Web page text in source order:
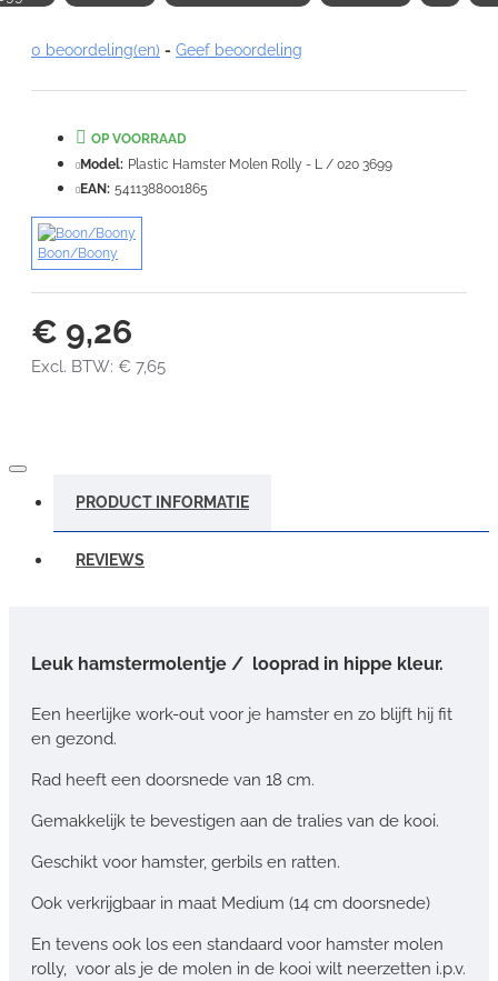
Note:HTML-code wordt niet vertaald!
VERDER
0 beoordeling(en) - Geef beoordeling
€ 9,26
Excl. BTW: € 7,65
OP VOORRAAD
Model: Plastic Hamster Molen Rolly - L / 020 3699
EAN: 5411388001865
Boon/Boony
PRODUCT INFORMATIE
REVIEWS
Leuk hamstermolentje / looprad in hippe kleur.
Een heerlijke work-out voor je hamster en zo blijft hij fit
en gezond.
Rad heeft een doorsnede van 18 cm.
Gemakkelijk te bevestigen aan de tralies van de kooi.
Geschikt voor hamster, gerbils en ratten.
Ook verkrijgbaar in maat Medium (14 cm doorsnede)
En tevens ook los een standaard voor hamster molen
rolly, voor als je de molen in de kooi wilt neerzetten i.p.v.